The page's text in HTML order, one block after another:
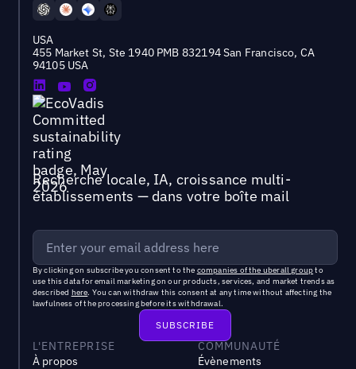
USA
455 Market St, Ste 1940 PMB 832194 San Francisco, CA
94105 USA
Recherche locale, IA, croissance multi-
établissements — dans votre boîte mail
By clicking on subscribe you consent to the companies of the uberall groupto
use this data for email marketing on our products, services, and market trends as
described here. You can withdraw this consent at any time without affecting the
lawfulness of the processing before its withdrawal.
L'ENTREPRISE
À propos
COMMUNAUTÉ
Évènements